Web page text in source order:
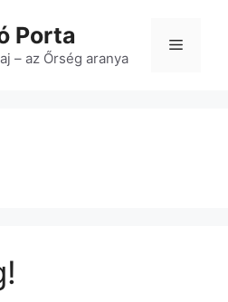
Porta
– az Őrség aranya
Menü